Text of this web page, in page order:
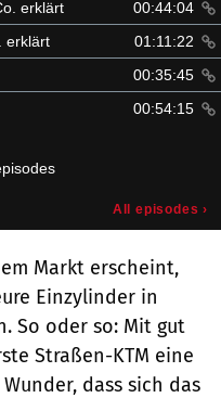
Markt erscheint,
Einzylinder in
So oder so: Mit gut
Straßen-KTM eine
dass sich das